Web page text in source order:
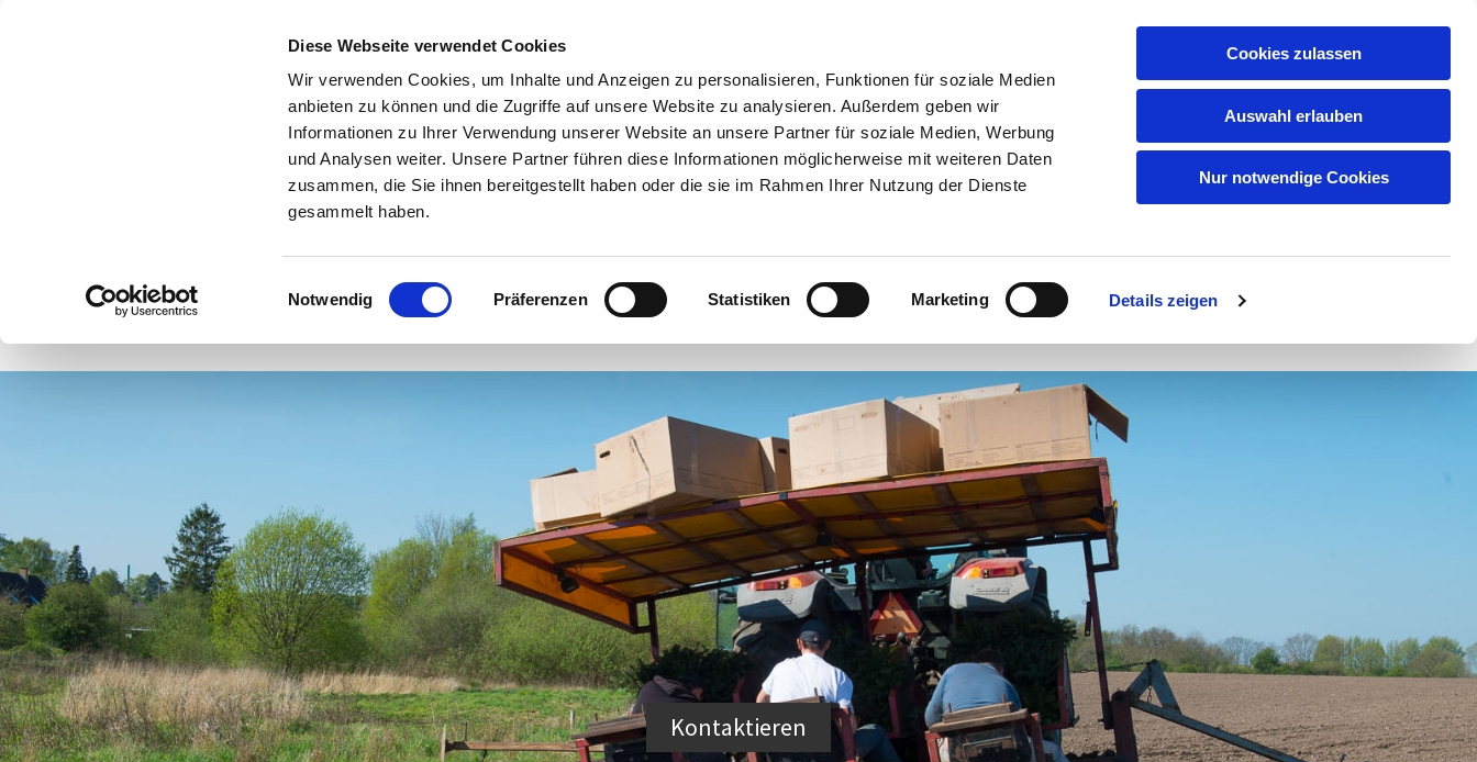
Diese Webseite verwendet Cookies
Wir verwenden Cookies, um Inhalte und Anzeigen zu personalisieren, Funktionen für soziale Medien
anbieten zu können und die Zugriffe auf unsere Website zu analysieren. Außerdem geben wir
Informationen zu Ihrer Verwendung unserer Website an unsere Partner für soziale Medien, Werbung
und Analysen weiter. Unsere Partner führen diese Informationen möglicherweise mit weiteren Daten
zusammen, die Sie ihnen bereitgestellt haben oder die sie im Rahmen Ihrer Nutzung der Dienste
gesammelt haben.
Einwilligungsauswahl
Notwendig Präferenzen Statistiken Marketing Details zeigen
Cookies zulassen
Auswahl erlauben
Nur notwendige Cookies
+45 2140 3021
Pflanzen Weihnachtsbäume und Schnittgrün
Geschäftsbedienungen
Kontaktieren